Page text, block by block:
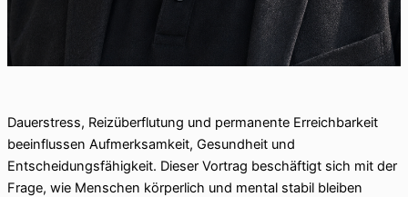
Dauerstress, Reizüberflutung und permanente Erreichbarkeit
beeinflussen Aufmerksamkeit, Gesundheit und
Entscheidungsfähigkeit. Dieser Vortrag beschäftigt sich mit der
Frage, wie Menschen körperlich und mental stabil bleiben